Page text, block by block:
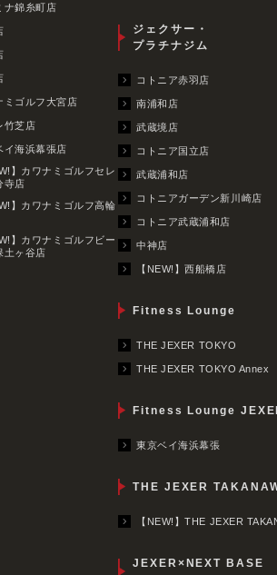
ナ錦糸町店
ミゴルフ大宮店
竹芝店
イ海浜幕張店
】カワナミゴルフセレ
寺店
】カワナミゴルフ高輪
】カワナミゴルフビー
土ヶ谷店
ジェクサー・
プラチナジム
コトニア赤羽店
南浦和店
武蔵境店
コトニア国立店
武蔵浦和店
コトニアガーデン新川崎店
コトニア武蔵浦和店
中神店
【NEW!】西船橋店
Fitness Lounge
THE JEXER TOKYO
THE JEXER TOKYO Annex
Fitness Lounge
東京ベイ海浜幕張
THE JEXER
【NEW!】THE JEXER
JEXER×NEXT BASE